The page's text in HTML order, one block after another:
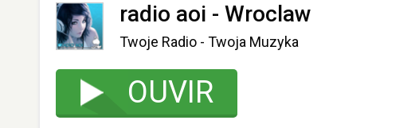
radio aoi - Wroclaw
Twoje Radio - Twoja Muzyka
OUVIR